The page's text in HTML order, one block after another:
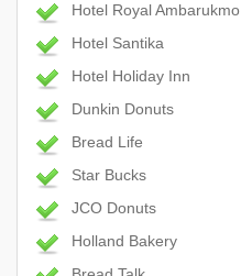
Hotel Royal Ambarukmo
Hotel Santika
Hotel Holiday Inn
Dunkin Donuts
Bread Life
Star Bucks
JCO Donuts
Holland Bakery